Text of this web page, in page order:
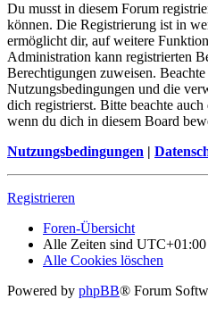
Du musst in diesem Forum
können. Die Registrierung ist in
ermöglicht dir, auf weitere
Administration kann registrierten
Berechtigungen zuweisen. Beachte
Nutzungsbedingungen und die
dich registrierst. Bitte beachte
wenn du dich in diesem Board
Nutzungsbedingungen |
Registrieren
Foren-Übersicht
Alle Zeiten sind UTC+01:00
Alle Cookies löschen
Powered by phpBB® Forum